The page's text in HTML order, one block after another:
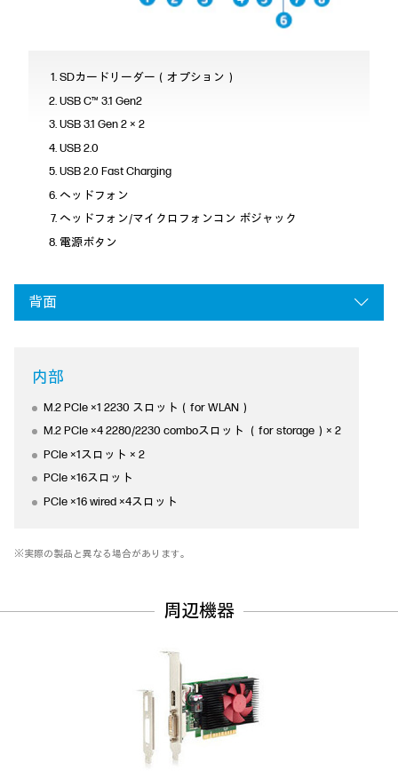
SDカードリーダー（オプション）
USB C™ 3.1 Gen2
USB 3.1 Gen 2 × 2
USB 2.0
USB 2.0 Fast Charging
ヘッドフォン
ヘッドフォン/マイクロフォンコン ボジャック
電源ボタン
背面
内部
M.2 PCIe ×1 2230 スロット（for WLAN）
M.2 PCIe ×4 2280/2230 comboスロット （for storage）× 2
PCIe ×1スロット × 2
PCIe ×16スロット
PCIe ×16 wired ×4スロット
※実際の製品と異なる場合があります。
周辺機器